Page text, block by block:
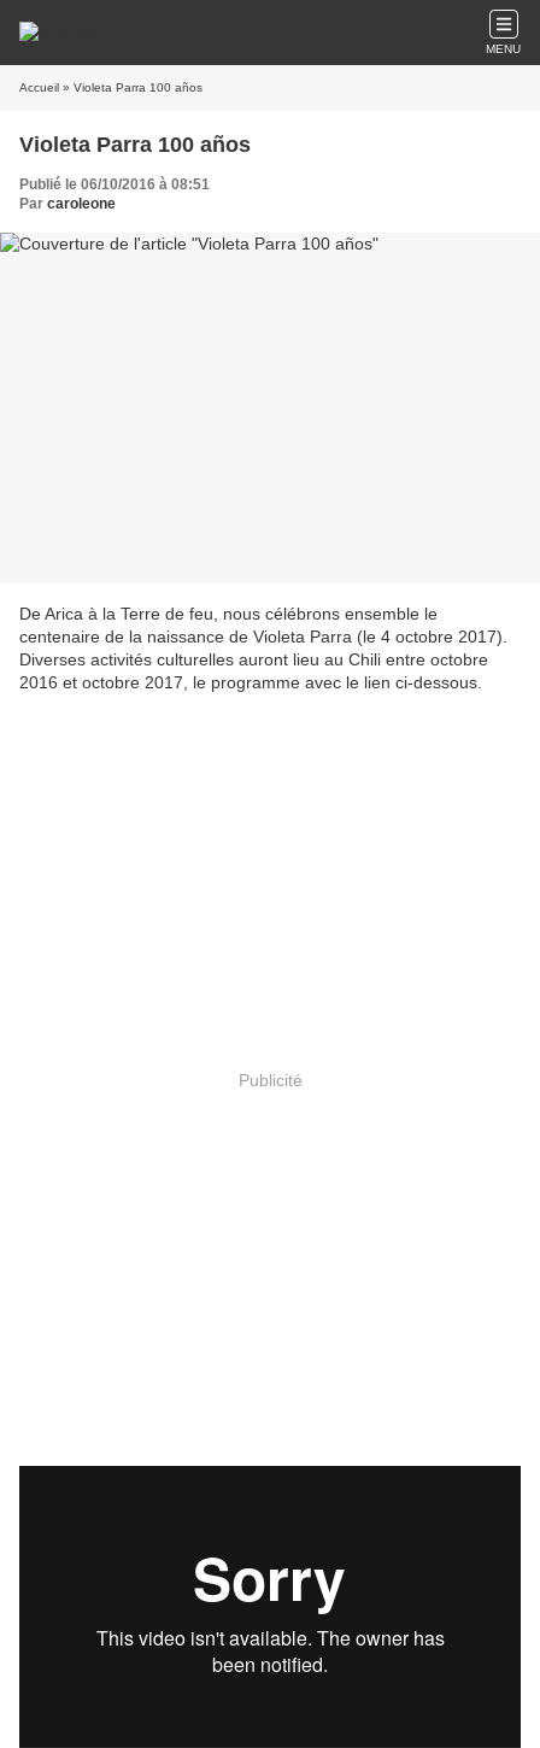
MENU
Accueil » Violeta Parra 100 años
Violeta Parra 100 años
Publié le 06/10/2016 à 08:51
Par caroleone
De Arica à la Terre de feu, nous célébrons ensemble le
centenaire de la naissance de Violeta Parra (le 4 octobre 2017).
Diverses activités culturelles auront lieu au Chili entre octobre
2016 et octobre 2017, le programme avec le lien ci-dessous.
Publicité